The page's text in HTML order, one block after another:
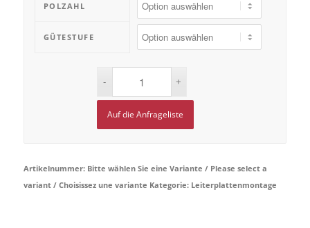
POLZAHL
GÜTESTUFE
Auf die Anfrageliste
Artikelnummer: Bitte wählen Sie eine Variante / Please select a
variant / Choisissez une variante Kategorie: Leiterplattenmontage